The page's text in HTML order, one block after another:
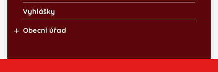
Vyhlášky
Obecní úřad